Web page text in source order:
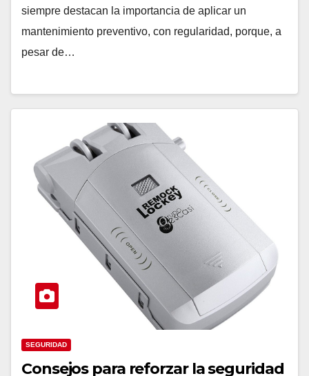
siempre destacan la importancia de aplicar un
mantenimiento preventivo, con regularidad, porque, a
pesar de…
SEGURIDAD
Consejos para reforzar la seguridad